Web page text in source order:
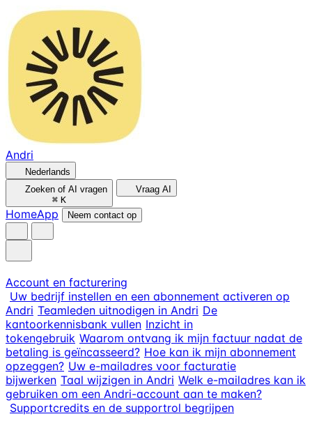
Andri
Nederlands
Zoeken of AI vragen
⌘ K
Vraag AI
HomeApp Neem contact op
Account en facturering
Uw bedrijf instellen en een abonnement activeren op
Andri Teamleden uitnodigen in Andri De
kantoorkennisbank vullen Inzicht in
tokengebruik Waarom ontvang ik mijn factuur nadat de
betaling is geïncasseerd? Hoe kan ik mijn abonnement
opzeggen? Uw e-mailadres voor facturatie
bijwerken Taal wijzigen in Andri Welk e-mailadres kan ik
gebruiken om een Andri-account aan te maken?
Supportcredits en de supportrol begrijpen